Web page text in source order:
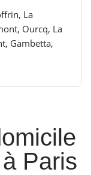
La
Ourcq, La
Gambetta,
Paris